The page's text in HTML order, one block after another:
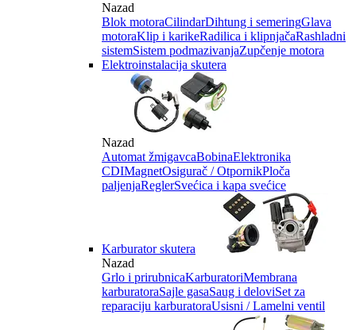
Nazad
Blok motoraCilindarDihtung i semeringGlava
motoraKlip i karikeRadilica i klipnjačaRashladni
sistemSistem podmazivanjaZupčenje motora
Elektroinstalacija skutera
Nazad
Automat žmigavcaBobinaElektronika
CDIMagnetOsigurač / OtpornikPloča
paljenjaReglerSvećica i kapa svećice
Karburator skutera
Nazad
Grlo i prirubnicaKarburatoriMembrana
karburatoraSajle gasaSaug i deloviSet za
reparaciju karburatoraUsisni / Lamelni ventil